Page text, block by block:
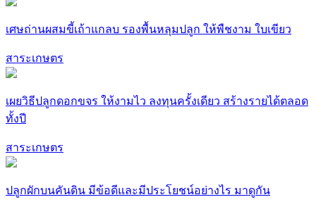
เศษถ่านผสมขี้เถ้าแกลบ รองพื้นหลุมปลูก ให้พืชงาม ใบเขียว
สาระเกษตร
เผยวิธีปลูกดอกขจร ให้งามไว ลงทุนครั้งเดียว สร้างรายได้ตลอด
ทั้งปี
สาระเกษตร
ปลูกผักบนคันดิน มีข้อดีและมีประโยชน์อย่างไร มาดูกัน